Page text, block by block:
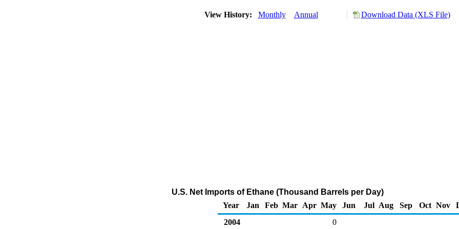
View History: Monthly Annual Download Data (XLS File)
U.S. Net Imports of Ethane (Thousand Barrels per Day)
Year
Jan Feb Mar Apr May Jun Jul Aug Sep Oct Nov
2004
0